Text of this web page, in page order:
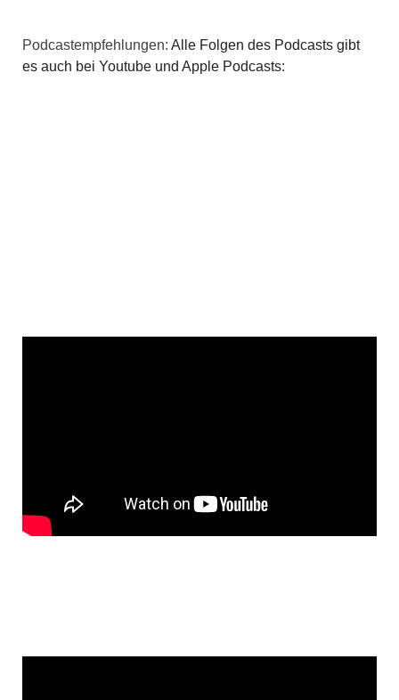
Podcastempfehlungen: Alle Folgen des Podcasts gibt
es auch bei Youtube und Apple Podcasts: